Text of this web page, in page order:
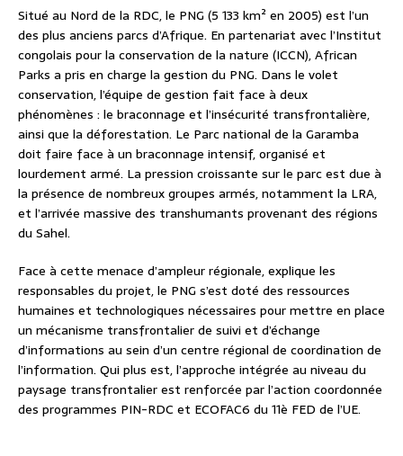
Situé au Nord de la RDC, le PNG (5 133 km² en 2005) est l’un
des plus anciens parcs d’Afrique. En partenariat avec l’Institut
congolais pour la conservation de la nature (ICCN), African
Parks a pris en charge la gestion du PNG. Dans le volet
conservation, l’équipe de gestion fait face à deux
phénomènes : le braconnage et l’insécurité transfrontalière,
ainsi que la déforestation. Le Parc national de la Garamba
doit faire face à un braconnage intensif, organisé et
lourdement armé. La pression croissante sur le parc est due à
la présence de nombreux groupes armés, notamment la LRA,
et l’arrivée massive des transhumants provenant des régions
du Sahel.
Face à cette menace d’ampleur régionale, explique les
responsables du projet, le PNG s’est doté des ressources
humaines et technologiques nécessaires pour mettre en place
un mécanisme transfrontalier de suivi et d’échange
d’informations au sein d’un centre régional de coordination de
l’information. Qui plus est, l’approche intégrée au niveau du
paysage transfrontalier est renforcée par l’action coordonnée
des programmes PIN-RDC et ECOFAC6 du 11è FED de l’UE.